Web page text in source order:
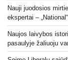
Nauji juodosios
ekspertai – „National“.
Naujos laivybos
pasaulyje žaliuoju